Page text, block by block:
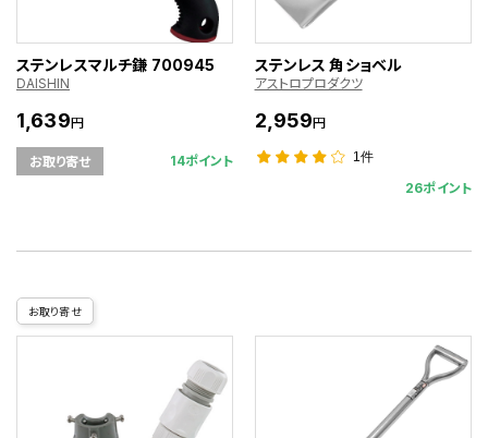
ステンレスマルチ鎌 700945
DAISHIN
1,639円
お取り寄せ 14ポイント
ステンレス 角ショベル
アストロプロダクツ
2,959円
1件
26ポイント
お取り寄せ